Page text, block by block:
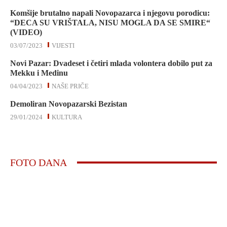
Komšije brutalno napali Novopazarca i njegovu porodicu:
“DECA SU VRIŠTALA, NISU MOGLA DA SE SMIRE“
(VIDEO)
VIJESTI
03/07/2023
Novi Pazar: Dvadeset i četiri mlada volontera dobilo put za
Mekku i Medinu
NAŠE PRIČE
04/04/2023
Demoliran Novopazarski Bezistan
KULTURA
29/01/2024
FOTO DANA